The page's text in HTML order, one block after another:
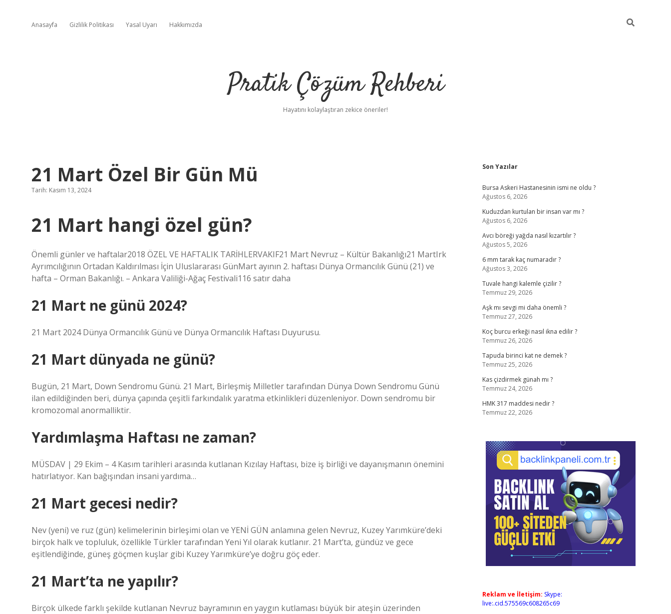
Anasayfa Gizlilik Politikası Yasal Uyarı Hakkımızda
Pratik Çözüm Rehberi
Hayatını kolaylaştıran zekice öneriler!
21 Mart Özel Bir Gün Mü
Tarih: Kasım 13, 2024
21 Mart hangi özel gün?
Önemli günler ve haftalar2018 ÖZEL VE ​​HAFTALIK TARİHLERVAKIF21 Mart Nevruz – Kültür Bakanlığı21 MartIrk
Ayrımcılığının Ortadan Kaldırılması İçin Uluslararası GünMart ayının 2. haftası Dünya Ormancılık Günü (21) ve
hafta – Orman Bakanlığı. – Ankara Valiliği-Ağaç Festivali116 satır daha
21 Mart ne günü 2024?
21 Mart 2024 Dünya Ormancılık Günü ve Dünya Ormancılık Haftası Duyurusu.
21 Mart dünyada ne günü?
Bugün, 21 Mart, Down Sendromu Günü. 21 Mart, Birleşmiş Milletler tarafından Dünya Down Sendromu Günü
ilan edildiğinden beri, dünya çapında çeşitli farkındalık yaratma etkinlikleri düzenleniyor. Down sendromu bir
kromozomal anormalliktir.
Yardımlaşma Haftası ne zaman?
MÜSDAV | 29 Ekim – 4 Kasım tarihleri ​​arasında kutlanan Kızılay Haftası, bize iş birliği ve dayanışmanın önemini
hatırlatıyor. Kan bağışından insani yardıma…
21 Mart gecesi nedir?
Nev (yeni) ve ruz (gün) kelimelerinin birleşimi olan ve YENİ GÜN anlamına gelen Nevruz, Kuzey Yarımküre’deki
birçok halk ve topluluk, özellikle Türkler tarafından Yeni Yıl olarak kutlanır. 21 Mart’ta, gündüz ve gece
eşitlendiğinde, güneş göçmen kuşlar gibi Kuzey Yarımküre’ye doğru göç eder.
21 Mart’ta ne yapılır?
Birçok ülkede farklı şekilde kutlanan Nevruz bayramının en yaygın kutlaması büyük bir ateşin üzerinden
Sidebar
Son Yazılar
Bursa Askeri Hastanesinin ismi ne oldu ?
Ağustos 6, 2026
Kuduzdan kurtulan bir insan var mı ?
Ağustos 6, 2026
Avcı böreği yağda nasıl kızartılır ?
Ağustos 5, 2026
6 mm tarak kaç numaradır ?
Ağustos 3, 2026
Tuvale hangi kalemle çizilir ?
Temmuz 29, 2026
Aşk mı sevgi mi daha önemli ?
Temmuz 27, 2026
Koç burcu erkeği nasıl ikna edilir ?
Temmuz 26, 2026
Tapuda birinci kat ne demek ?
Temmuz 25, 2026
Kas çizdirmek günah mı ?
Temmuz 24, 2026
HMK 317 maddesi nedir ?
Temmuz 22, 2026
Reklam ve İletişim: Skype:
live:.cid.575569c608265c69